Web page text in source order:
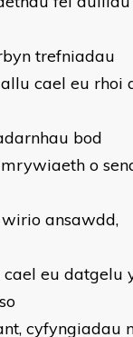
trefniadau
cael eu rhoi
bod
o
ansawdd,
eu datgelu
cyfyngiadau